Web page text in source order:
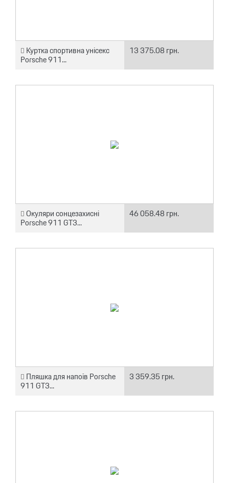
Куртка спортивна унісекс
Porsche 911...
13 375.08 грн.
Окуляри сонцезахисні
Porsche 911 GT3...
46 058.48 грн.
Пляшка для напоїв Porsche
911 GT3...
3 359.35 грн.